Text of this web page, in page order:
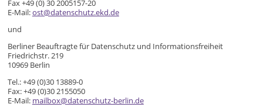
Fax +49 (0) 30 2005157-20
E-Mail:ost@datenschutz.ekd.de
und
Berliner Beauftragte für Datenschutz und Informationsfreiheit
Friedrichstr. 219
10969 Berlin
Tel.: +49 (0)30 13889-0
Fax: +49 (0)30 2155050
E-Mail: mailbox@datenschutz-berlin.de